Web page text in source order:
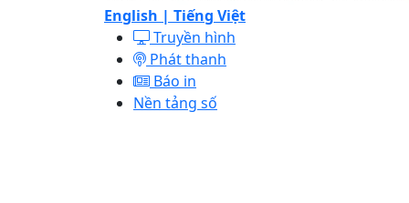
English | Tiếng Việt
Truyền hình
Phát thanh
Báo in
Nền tảng số